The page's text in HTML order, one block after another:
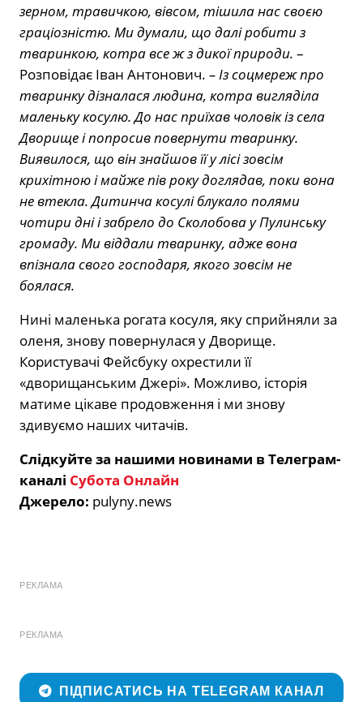
зерном, травичкою, вівсом, тішила нас своєю
граціозністю. Ми думали, що далі робити з
тваринкою, котра все ж з дикої природи. –
Розповідає Іван Антонович. – Із соцмереж про
тваринку дізналася людина, котра вигляділа
маленьку косулю. До нас приїхав чоловік із села
Дворище і попросив повернути тваринку.
Виявилося, що він знайшов її у лісі зовсім
крихітною і майже пів року доглядав, поки вона
не втекла. Дитинча косулі блукало полями
чотири дні і забрело до Сколобова у Пулинську
громаду. Ми віддали тваринку, адже вона
впізнала свого господаря, якого зовсім не
боялася.
Нині маленька рогата косуля, яку сприйняли за
оленя, знову повернулася у Дворище.
Користувачі Фейсбуку охрестили її
«дворищанським Джері». Можливо, історія
матиме цікаве продовження і ми знову
здивуємо наших читачів.
Слідкуйте за нашими новинами в Телеграм-
каналі Субота Онлайн
Джерело: pulyny.news
РЕКЛАМА
РЕКЛАМА
ПІДПИСАТИСЬ НА TELEGRAM КАНАЛ